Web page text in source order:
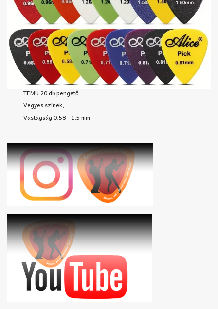
TEMU 20 db pengető,
Vegyes színek,
Vastagság 0,58 - 1,5 mm